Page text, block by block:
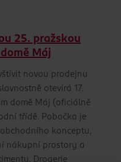
25. pražskou
Máj
novou prodejnu
otevírá 17.
domě Máj (oficiálně
třídě. Pobočka je
konceptu,
nákupní prostory a
Drogerie